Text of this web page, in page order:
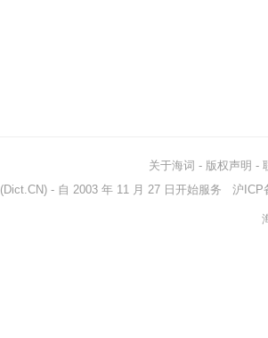
关于海词 - 版权声明 -
(Dict.CN) - 自 2003 年 11 月 27 日开始服务 沪ICP